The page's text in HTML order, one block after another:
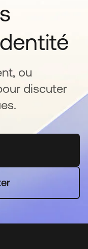
ou
discuter
dans un nouvel